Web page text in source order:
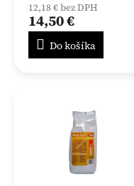
12,18 € bez DPH
14,50 €
Do košíka